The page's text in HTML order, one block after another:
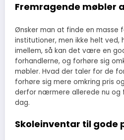
Fremragende møbler
Ønsker man at finde en masse
institutioner, men ikke helt
imellem, så kan det være en
forhandlerne, og forhøre sig
møbler. Hvad der taler for de
forhøre sig mere omkring pris
derfor nærmere allerede nu og
dag.
Skoleinventar til gode